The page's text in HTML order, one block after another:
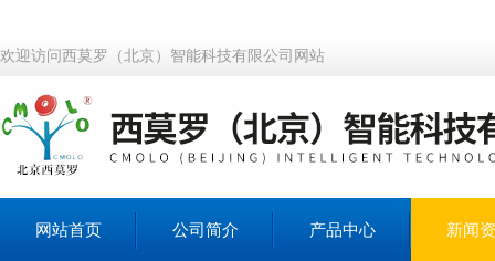
欢迎访问西莫罗（北京）智能科技有限公司网站
网站首页 公司简介 产品中心 新闻